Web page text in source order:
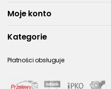
Moje konto
Kategorie
Płatności obsługuje